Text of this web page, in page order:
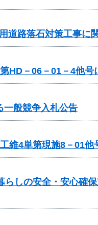
道路落石対策工事に
－06－01－4他号
一般競争入札公告
4単第現施8－01他
しの安全・安心確